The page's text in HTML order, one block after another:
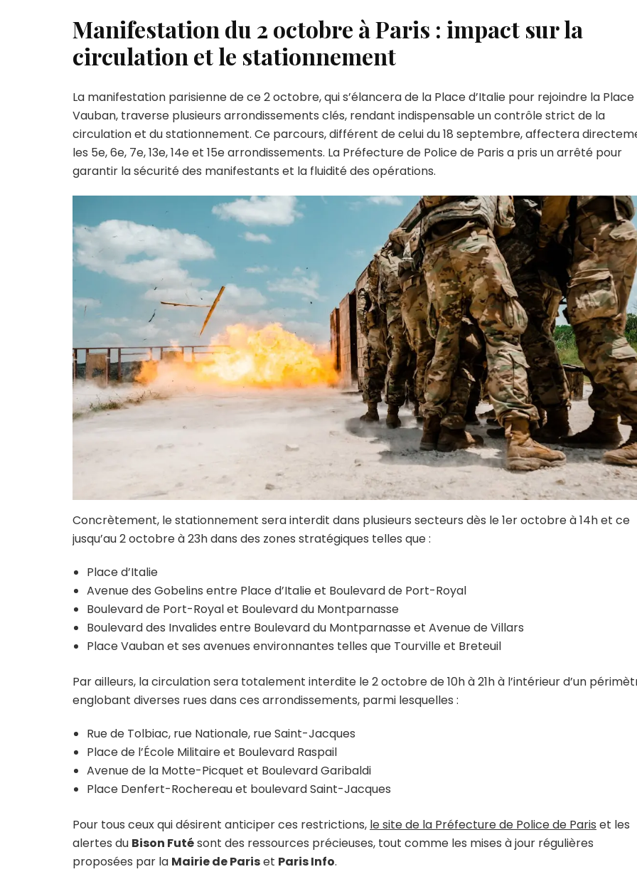
limitations
de
circulation
et
stationnement
Manifestation du 2 octobre à Paris : impact sur la
circulation et le stationnement
La manifestation parisienne de ce 2 octobre, qui s’élancera de la Place d’Italie pour rejoindre la Place
Vauban, traverse plusieurs arrondissements clés, rendant indispensable un contrôle strict de la
circulation et du stationnement. Ce parcours, différent de celui du 18 septembre, affectera
les 5e, 6e, 7e, 13e, 14e et 15e arrondissements. La Préfecture de Police de Paris a pris un arrêté pour
garantir la sécurité des manifestants et la fluidité des opérations.
Concrètement, le stationnement sera interdit dans plusieurs secteurs dès le 1er octobre à 14h et ce
jusqu’au 2 octobre à 23h dans des zones stratégiques telles que :
Place d’Italie
Avenue des Gobelins entre Place d’Italie et Boulevard de Port-Royal
Boulevard de Port-Royal et Boulevard du Montparnasse
Boulevard des Invalides entre Boulevard du Montparnasse et Avenue de Villars
Place Vauban et ses avenues environnantes telles que Tourville et Breteuil
Par ailleurs, la circulation sera totalement interdite le 2 octobre de 10h à 21h à l’intérieur d’un
englobant diverses rues dans ces arrondissements, parmi lesquelles :
Rue de Tolbiac, rue Nationale, rue Saint-Jacques
Place de l’École Militaire et Boulevard Raspail
Avenue de la Motte-Picquet et Boulevard Garibaldi
Place Denfert-Rochereau et boulevard Saint-Jacques
Pour tous ceux qui désirent anticiper ces restrictions, le site de la Préfecture de Police de Paris et les
alertes du Bison Futésont des ressources précieuses, tout comme les mises à jour régulières
proposées par la Mairie de Pariset Paris Info.